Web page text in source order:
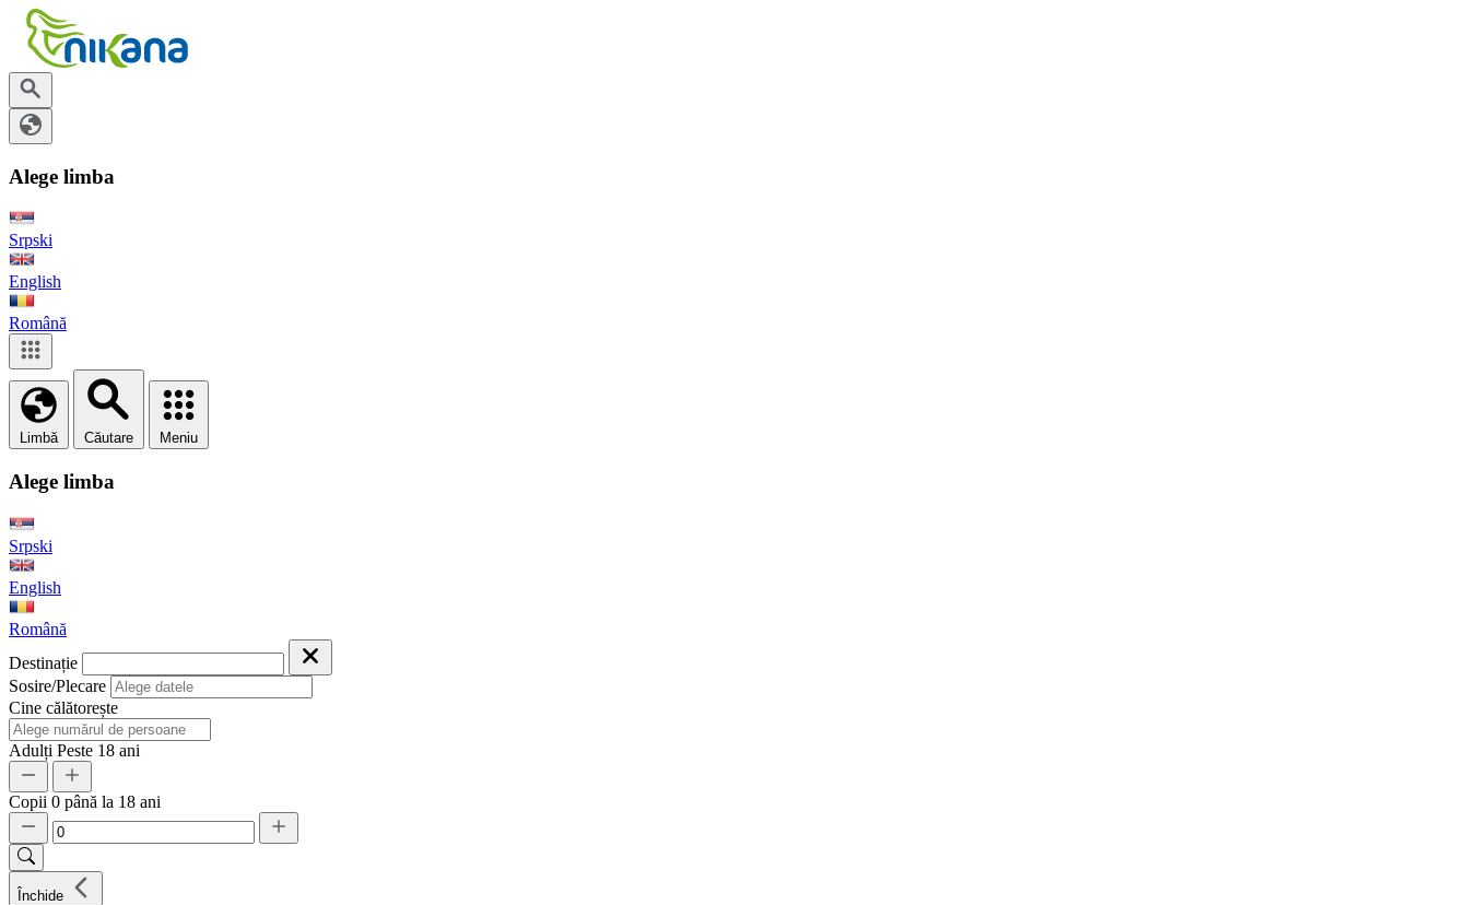
Alege limba
Srpski
English
Română
Limbă Căutare Meniu
Alege limba
Srpski
English
Română
Destinație
Sosire/Plecare
Cine călătorește
Adulți Peste 18 ani
Copii 0 până la 18 ani
Închide